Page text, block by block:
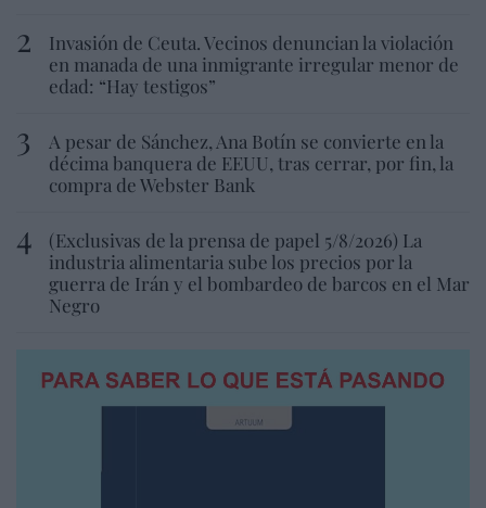
Invasión de Ceuta. Vecinos denuncian la violación
en manada de una inmigrante irregular menor de
edad: “Hay testigos”
A pesar de Sánchez, Ana Botín se convierte en la
décima banquera de EEUU, tras cerrar, por fin, la
compra de Webster Bank
(Exclusivas de la prensa de papel 5/8/2026) La
industria alimentaria sube los precios por la
guerra de Irán y el bombardeo de barcos en el Mar
Negro